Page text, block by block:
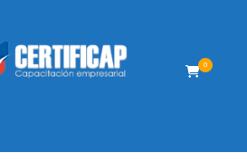
0